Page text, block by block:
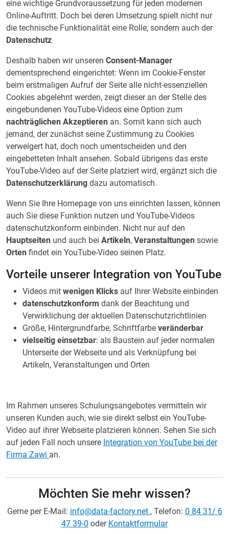
eine wichtige Grundvoraussetzung für jeden modernen
Online-Auftritt. Doch bei deren Umsetzung spielt nicht nur
die technische Funktionalität eine Rolle, sondern auch der
Datenschutz.
Deshalb haben wir unseren Consent-Manager
dementsprechend eingerichtet: Wenn im Cookie-Fenster
beim erstmaligen Aufruf der Seite alle nicht-essenziellen
Cookies abgelehnt werden, zeigt dieser an der Stelle des
eingebundenen YouTube-Videos eine Option zum
nachträglichen Akzeptieren an. Somit kann sich auch
jemand, der zunächst seine Zustimmung zu Cookies
verweigert hat, doch noch umentscheiden und den
eingebetteten Inhalt ansehen. Sobald übrigens das erste
YouTube-Video auf der Seite platziert wird, ergänzt sich die
Datenschutzerklärung dazu automatisch.
Wenn Sie Ihre Homepage von uns einrichten lassen, können
auch Sie diese Funktion nutzen und YouTube-Videos
datenschutzkonform einbinden. Nicht nur auf den
Hauptseiten und auch bei Artikeln, Veranstaltungen sowie
Orten findet ein YouTube-Video seinen Platz.
Vorteile unserer Integration von YouTube
Videos mit wenigen Klicks auf Ihrer Website einbinden
datenschutzkonform dank der Beachtung und
Verwirklichung der aktuellen Datenschutzrichtlinien
Größe, Hintergrundfarbe, Schriftfarbe veränderbar
vielseitig einsetzbar: als Baustein auf jeder normalen
Unterseite der Webseite und als Verknüpfung bei
Artikeln, Veranstaltungen und Orten
Im Rahmen unseres Schulungsangebotes vermitteln wir
unseren Kunden auch, wie sie direkt selbst ein YouTube-
Video auf ihrer Webseite platzieren können. Sehen Sie sich
auf jeden Fall noch unsere Integration von YouTube bei der
Firma Zawi an.
Möchten Sie mehr wissen?
Gerne per E-Mail: info@data-factory.net , Telefon: 0 84 31/ 6
47 39-0 oder Kontaktformular